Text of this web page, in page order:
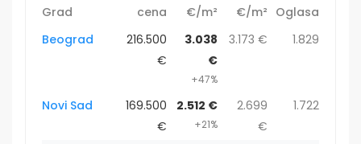
Grad
cena
€/m²
€/m² Oglasa
Beograd
216.500
€
3.038
€
+47%
3.173 € 1.829
Novi Sad
169.500
€
2.512 €
+21%
2.699
€
1.722